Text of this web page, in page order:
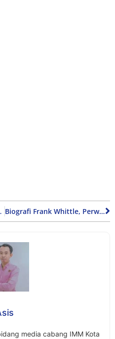
Gun” Biografi Frank Whittle, Perwira Militer Inggris dan Penemu Mesin Jet
media cabang IMM Kota